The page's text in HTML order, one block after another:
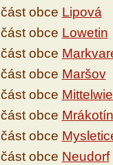
část obce Lipová
část obce Lowetin
část obce
část obce Maršov
část obce
část obce Mrákotín
část obce
část obce Neudorf